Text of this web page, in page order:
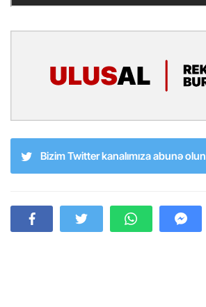
Bizim Twitter kanalımıza abunə olun